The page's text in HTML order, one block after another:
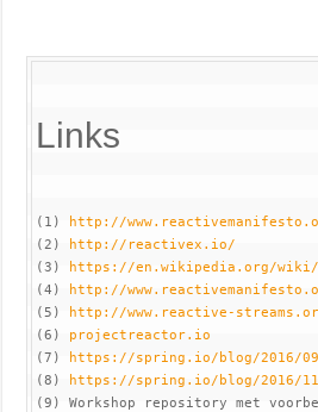
Links
(1)
http://
(2)
http://reactivex.io/
(3)
https://en.wikipedia.org/wiki/
(4)
http://
(5)
http://www.reactive-
(6) projectreactor.io
(7)
https://spring.io/blog/2016/
(8)
https://spring.io/blog/2016/
(9) Workshop repository met